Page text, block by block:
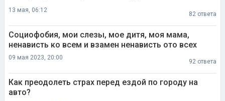
13 мая, 06:12
82 ответа
Социофобия, мои слезы, мое дитя, моя мама,
ненависть ко всем и взамен ненависть ото всех
09 мая 2023, 20:00
92 ответа
Как преодолеть страх перед ездой по городу на
авто?